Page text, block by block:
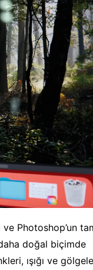
ve Photoshop’un
doğal biçimde
ışığı ve